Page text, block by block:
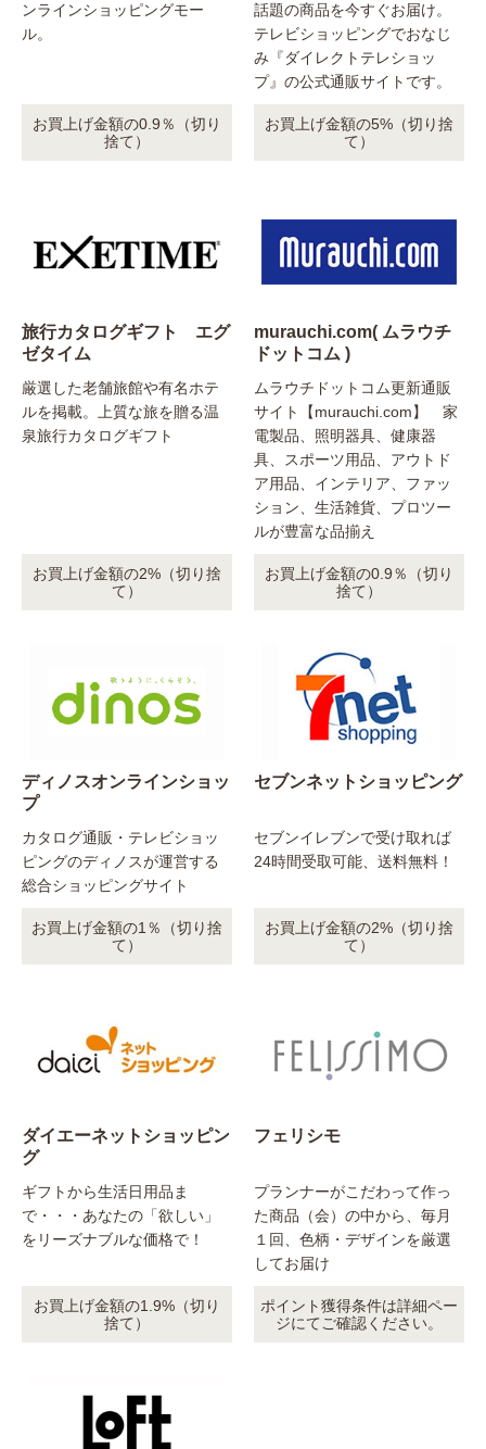
ンラインショッピングモー
ル。
お買上げ金額の0.9％（切り
捨て）
話題の商品を今すぐお届け。
テレビショッピングでおなじ
み『ダイレクトテレショッ
プ』の公式通販サイトです。
お買上げ金額の5%（切り捨
て）
旅行カタログギフト エグ
ゼタイム
厳選した老舗旅館や有名ホテ
ルを掲載。上質な旅を贈る温
泉旅行カタログギフト
お買上げ金額の2%（切り捨
て）
murauchi.com( ムラウチ
ドットコム )
ムラウチドットコム更新通販
サイト【murauchi.com】 家
電製品、照明器具、健康器
具、スポーツ用品、アウトド
ア用品、インテリア、ファッ
ション、生活雑貨、プロツー
ルが豊富な品揃え
お買上げ金額の0.9％（切り
捨て）
ディノスオンラインショッ
プ
カタログ通販・テレビショッ
ピングのディノスが運営する
総合ショッピングサイト
お買上げ金額の1％（切り捨
て）
セブンネットショッピング
セブンイレブンで受け取れば
24時間受取可能、送料無料！
お買上げ金額の2%（切り捨
て）
ダイエーネットショッピン
グ
ギフトから生活日用品ま
で・・・あなたの「欲しい」
をリーズナブルな価格で！
お買上げ金額の1.9%（切り
捨て）
フェリシモ
プランナーがこだわって作っ
た商品（会）の中から、毎月
１回、色柄・デザインを厳選
してお届け
ポイント獲得条件は詳細ペー
ジにてご確認ください。